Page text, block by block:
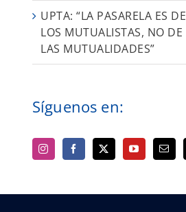
UPTA: “LA PASARELA ES DE
LOS MUTUALISTAS, NO DE
LAS MUTUALIDADES”
Síguenos en: